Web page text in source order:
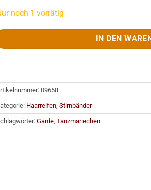
noch 1 vorrätig
IN DEN
09658
Haarreifen, Stirnbänder
Garde, Tanzmariechen